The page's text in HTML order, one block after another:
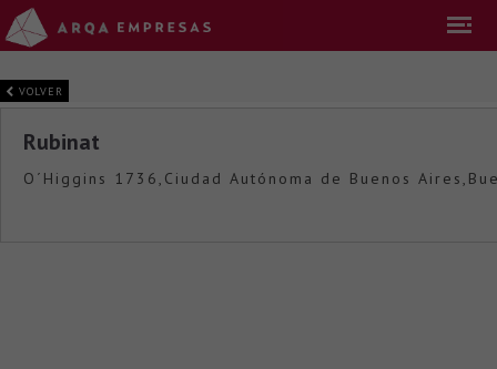
VOLVER
Rubinat
O´Higgins 1736,Ciudad Autónoma de Buenos